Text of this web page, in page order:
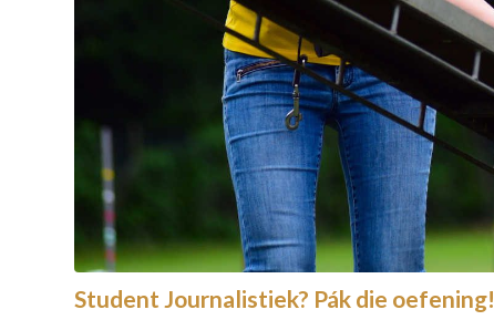
Student Journalistiek? Pák die oefening!